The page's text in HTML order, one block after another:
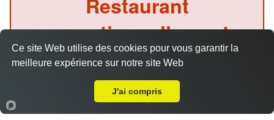
Accueil Panier Compte
exceptionnellement
fermé ce midi
(Précommande possible)
Ce site Web utilise des cookies pour vous garantir la
meilleure expérience sur notre site Web
J'ai compris